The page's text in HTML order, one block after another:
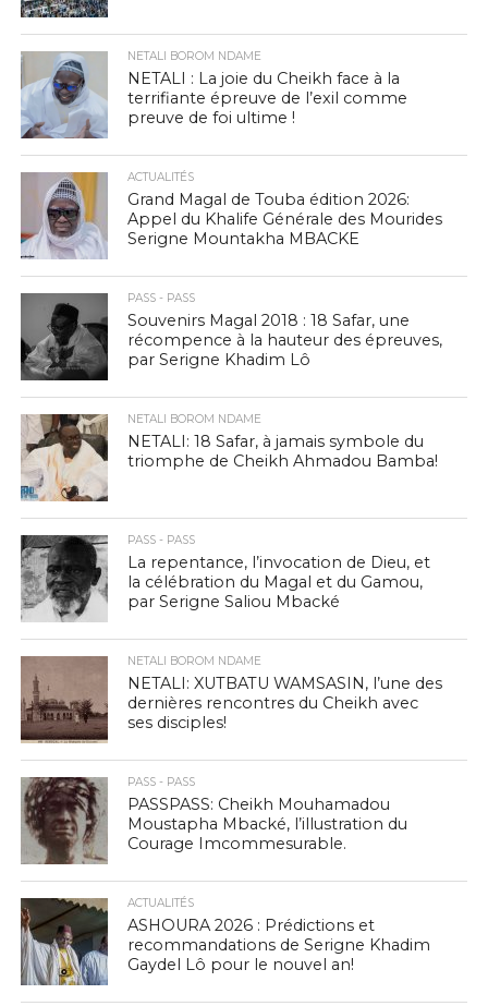
NETALI BOROM NDAME
NETALI : La joie du Cheikh face à la
terrifiante épreuve de l’exil comme
preuve de foi ultime !
ACTUALITÉS
Grand Magal de Touba édition 2026:
Appel du Khalife Générale des Mourides
Serigne Mountakha MBACKE
PASS - PASS
Souvenirs Magal 2018 : 18 Safar, une
récompence à la hauteur des épreuves,
par Serigne Khadim Lô
NETALI BOROM NDAME
NETALI: 18 Safar, à jamais symbole du
triomphe de Cheikh Ahmadou Bamba!
PASS - PASS
La repentance, l’invocation de Dieu, et
la célébration du Magal et du Gamou,
par Serigne Saliou Mbacké
NETALI BOROM NDAME
NETALI: XUTBATU WAMSASIN, l’une des
dernières rencontres du Cheikh avec
ses disciples!
PASS - PASS
PASSPASS: Cheikh Mouhamadou
Moustapha Mbacké, l’illustration du
Courage Imcommesurable.
ACTUALITÉS
ASHOURA 2026 : Prédictions et
recommandations de Serigne Khadim
Gaydel Lô pour le nouvel an!